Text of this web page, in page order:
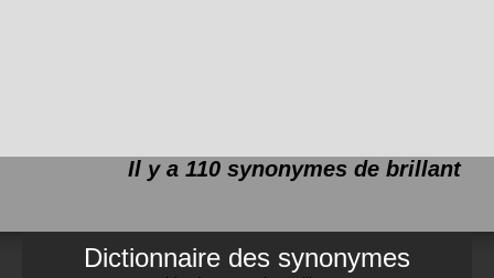
Il y a 110 synonymes de brillant
Dictionnaire des synonymes